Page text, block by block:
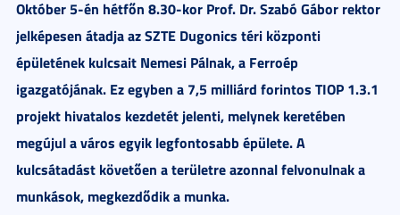
Október 5-én hétfőn 8.30-kor Prof. Dr. Szabó Gábor rektor
jelképesen átadja az SZTE Dugonics téri központi
épületének kulcsait Nemesi Pálnak, a Ferroép
igazgatójának. Ez egyben a 7,5 milliárd forintos TIOP 1.3.1
projekt hivatalos kezdetét jelenti, melynek keretében
megújul a város egyik legfontosabb épülete. A
kulcsátadást követően a területre azonnal felvonulnak a
munkások, megkezdődik a munka.